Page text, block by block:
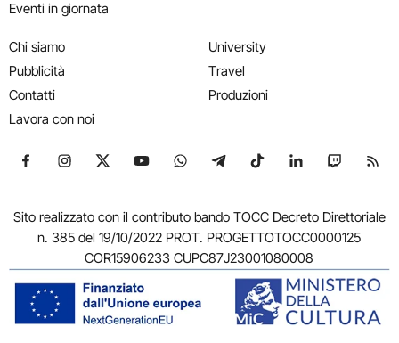
Eventi in giornata
Chi siamo
Pubblicità
Contatti
Lavora con noi
University
Travel
Produzioni
Seguici su Facebook
Seguici su Instagram
Seguici su X
Seguici su YouTube
Seguici su WhatsApp
Seguici su Telegram
Seguici su TikTok
Seguici su
Seguici
Sito realizzato con il contributo bando TOCC Decreto Direttoriale
n. 385 del 19/10/2022 PROT. PROGETTOTOCC0000125
COR15906233 CUPC87J23001080008